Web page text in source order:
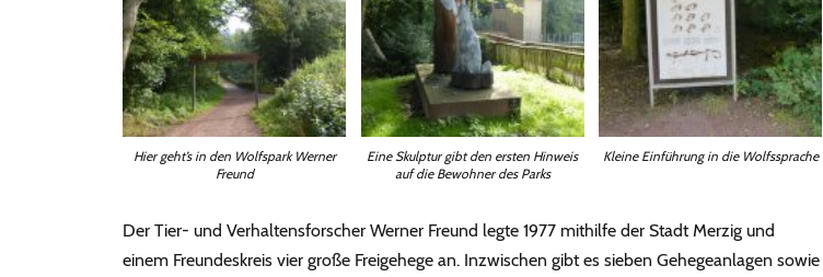
Hier geht’s in den Wolfspark Werner
Freund
Eine Skulptur gibt den ersten Hinweis
auf die Bewohner des Parks
Kleine Einführung in die Wolfssprache
Der Tier- und Verhaltensforscher Werner Freund legte 1977 mithilfe der Stadt Merzig und
einem Freundeskreis vier große Freigehege an. Inzwischen gibt es sieben Gehegeanlagen sowie